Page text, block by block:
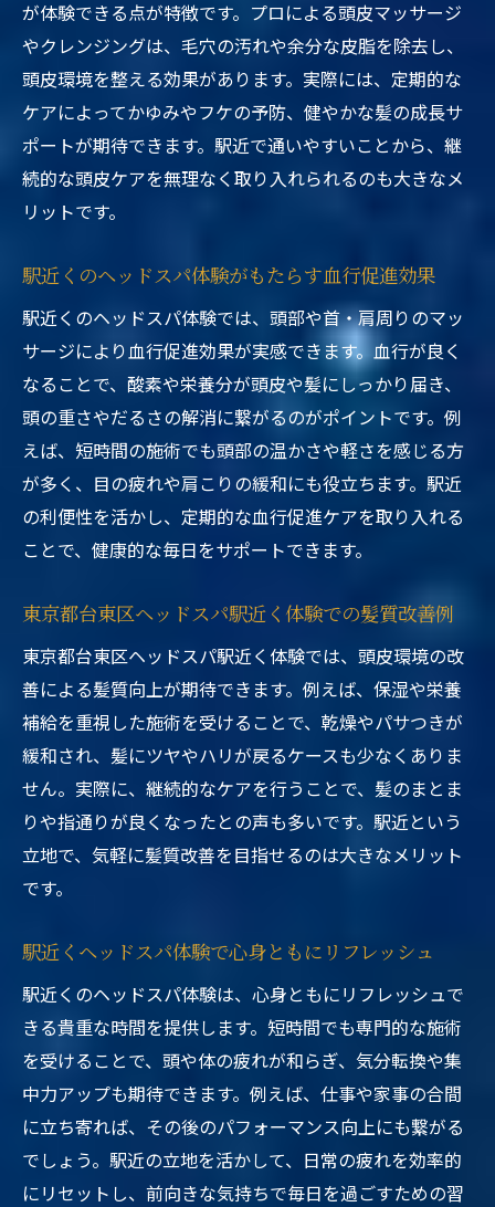
が体験できる点が特徴です。プロによる頭皮マッサージ
やクレンジングは、毛穴の汚れや余分な皮脂を除去し、
頭皮環境を整える効果があります。実際には、定期的な
ケアによってかゆみやフケの予防、健やかな髪の成長サ
ポートが期待できます。駅近で通いやすいことから、継
続的な頭皮ケアを無理なく取り入れられるのも大きなメ
リットです。
駅近くのヘッドスパ体験がもたらす血行促進効果
駅近くのヘッドスパ体験では、頭部や首・肩周りのマッ
サージにより血行促進効果が実感できます。血行が良く
なることで、酸素や栄養分が頭皮や髪にしっかり届き、
頭の重さやだるさの解消に繋がるのがポイントです。例
えば、短時間の施術でも頭部の温かさや軽さを感じる方
が多く、目の疲れや肩こりの緩和にも役立ちます。駅近
の利便性を活かし、定期的な血行促進ケアを取り入れる
ことで、健康的な毎日をサポートできます。
東京都台東区ヘッドスパ駅近く体験での髪質改善例
東京都台東区ヘッドスパ駅近く体験では、頭皮環境の改
善による髪質向上が期待できます。例えば、保湿や栄養
補給を重視した施術を受けることで、乾燥やパサつきが
緩和され、髪にツヤやハリが戻るケースも少なくありま
せん。実際に、継続的なケアを行うことで、髪のまとま
りや指通りが良くなったとの声も多いです。駅近という
立地で、気軽に髪質改善を目指せるのは大きなメリット
です。
駅近くヘッドスパ体験で心身ともにリフレッシュ
駅近くのヘッドスパ体験は、心身ともにリフレッシュで
きる貴重な時間を提供します。短時間でも専門的な施術
を受けることで、頭や体の疲れが和らぎ、気分転換や集
中力アップも期待できます。例えば、仕事や家事の合間
に立ち寄れば、その後のパフォーマンス向上にも繋がる
でしょう。駅近の立地を活かして、日常の疲れを効率的
にリセットし、前向きな気持ちで毎日を過ごすための習